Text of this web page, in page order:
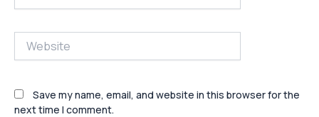
Save my name, email, and website in this browser for the
next time I comment.